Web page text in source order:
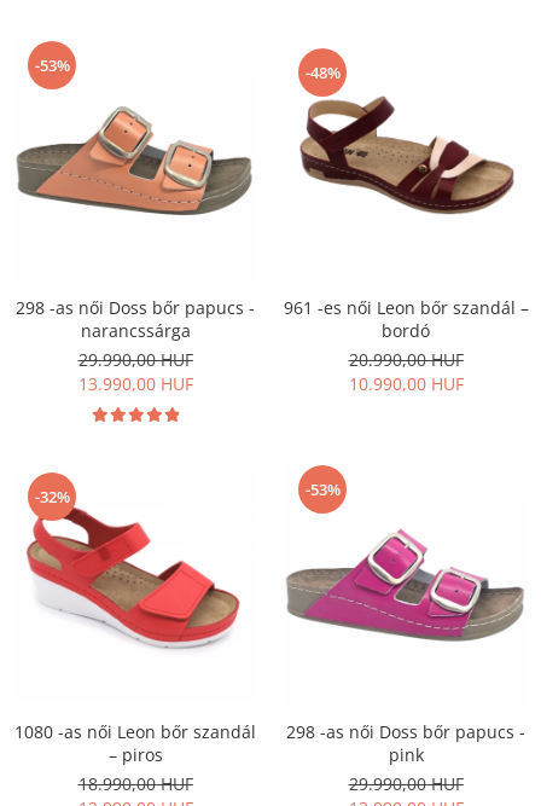
-53%
298 -as női Doss bőr papucs -
narancssárga
29.990,00 HUF
13.990,00 HUF
-48%
961 -es női Leon bőr szandál –
bordó
20.990,00 HUF
10.990,00 HUF
-32%
1080 -as női Leon bőr szandál
– piros
18.990,00 HUF
-53%
298 -as női Doss bőr papucs -
pink
29.990,00 HUF